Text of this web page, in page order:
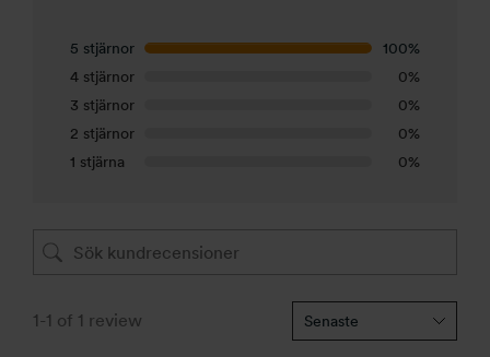
5 stjärnor
100%
4 stjärnor
0%
3 stjärnor
0%
2 stjärnor
0%
1 stjärna
0%
1-1 of 1 review